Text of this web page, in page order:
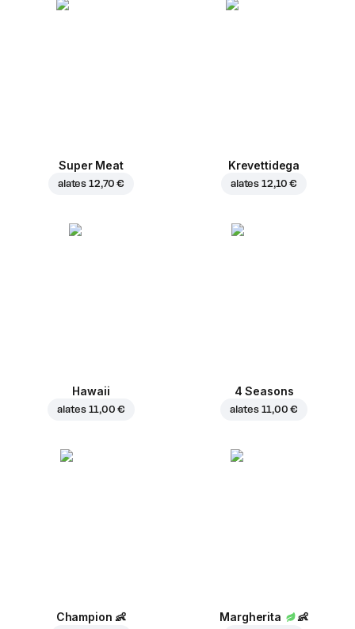
Super Meat
alates 12,70 €
Krevettidega
alates 12,10 €
Hawaii
alates 11,00 €
4 Seasons
alates 11,00 €
Champion 👶 Margherita 👶